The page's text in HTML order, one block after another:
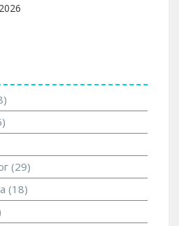
(29)
(18)